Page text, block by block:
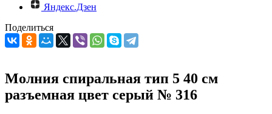
Яндекс.Дзен
Поделиться
Молния спиральная тип 5 40 см
разъемная цвет серый № 316